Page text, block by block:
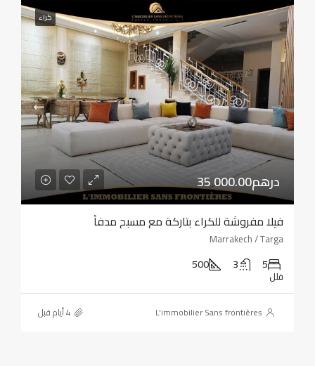
كراء
35 000.00درهم
فيلا مفروشة للكراء بتاركة مع مسبح مدفأ
Marrakech / Targa
5
3
500
فلل
L'immobilier Sans frontières